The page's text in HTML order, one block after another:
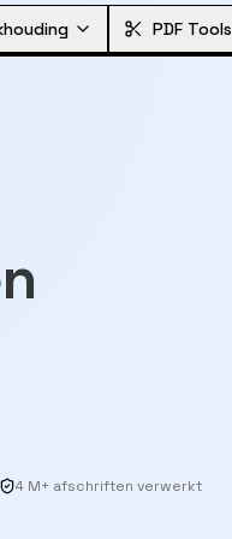
PDF Tools
4 M+ afschriften verwerkt